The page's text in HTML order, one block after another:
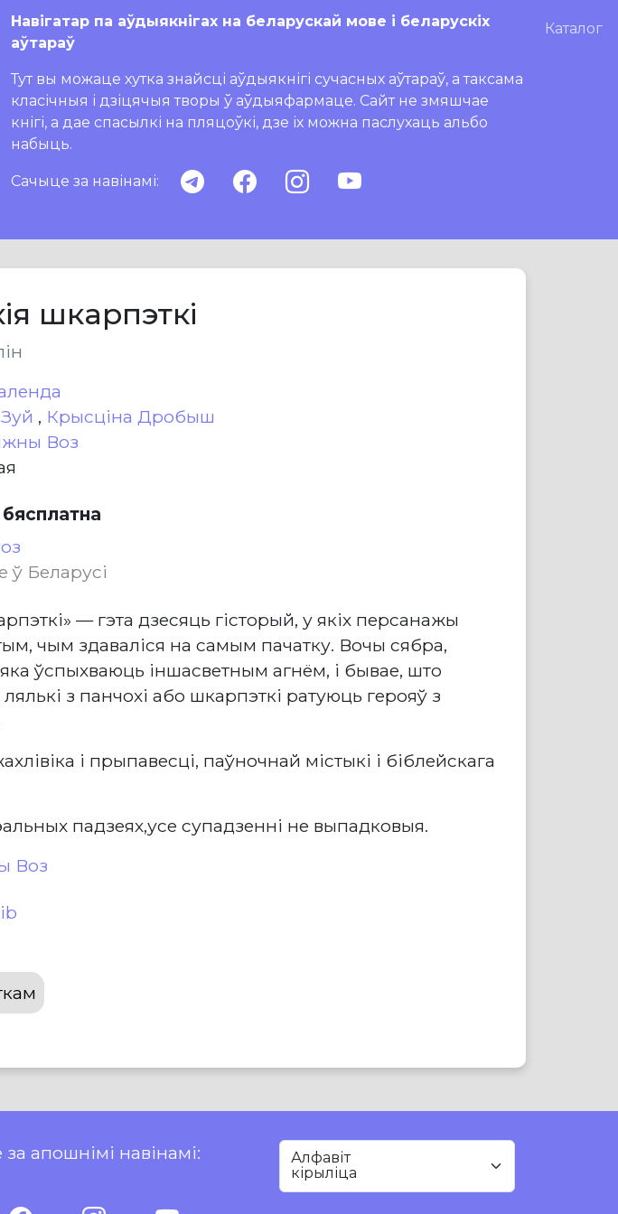
Навігатар па аўдыякнігах на беларускай мове і беларускіх
аўтараў
Тут вы можаце хутка знайсці аўдыякнігі сучасных аўтараў, а таксама
класічныя і дзіцячыя творы ў аўдыяфармаце. Сайт не змяшчае
кнігі, а дае спасылкі на пляцоўкі, дзе іх можна паслухаць альбо
набыць.
Сачыце за навінамі:
Каталог
шкарпэткі
, Крысціна Дробыш
Воз
ў Беларусі
— гэта дзесяць гісторый, у якіх персанажы
чым здаваліся на самым пачатку. Вочы сябра,
ўспыхваюць іншасветным агнём, і бывае, што
з панчохі або шкарпэткі ратуюць герояў з
і прыпавесці, паўночнай містыкі і біблейскага
падзеях,усе супадзенні не выпадковыя.
Воз
апошнімі навінамі: Алфавіт